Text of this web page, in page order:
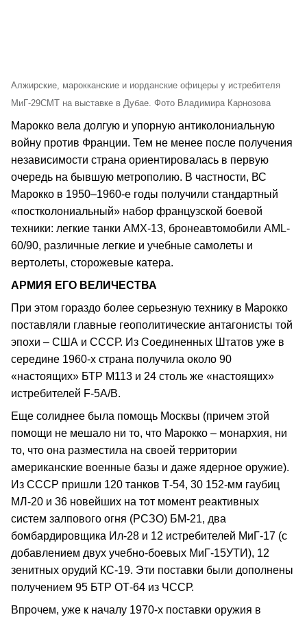
Алжирские, марокканские и иорданские офицеры у истребителя
МиГ-29СМТ на выставке в Дубае. Фото Владимира Карнозова
Марокко вела долгую и упорную антиколониальную
войну против Франции. Тем не менее после получения
независимости страна ориентировалась в первую
очередь на бывшую метрополию. В частности, ВС
Марокко в 1950–1960-е годы получили стандартный
«постколониальный» набор французской боевой
техники: легкие танки АМХ-13, бронеавтомобили АМL-
60/90, различные легкие и учебные самолеты и
вертолеты, сторожевые катера.
АРМИЯ ЕГО ВЕЛИЧЕСТВА
При этом гораздо более серьезную технику в Марокко
поставляли главные геополитические антагонисты той
эпохи – США и СССР. Из Соединенных Штатов уже в
середине 1960-х страна получила около 90
«настоящих» БТР М113 и 24 столь же «настоящих»
истребителей F-5А/В.
Еще солиднее была помощь Москвы (причем этой
помощи не мешало ни то, что Марокко – монархия, ни
то, что она разместила на своей территории
американские военные базы и даже ядерное оружие).
Из СССР пришли 120 танков Т-54, 30 152-мм гаубиц
МЛ-20 и 36 новейших на тот момент реактивных
систем залпового огня (РСЗО) БМ-21, два
бомбардировщика Ил-28 и 12 истребителей МиГ-17 (с
добавлением двух учебно-боевых МиГ-15УТИ), 12
зенитных орудий КС-19. Эти поставки были дополнены
получением 95 БТР ОТ-64 из ЧССР.
Впрочем, уже к началу 1970-х поставки оружия в